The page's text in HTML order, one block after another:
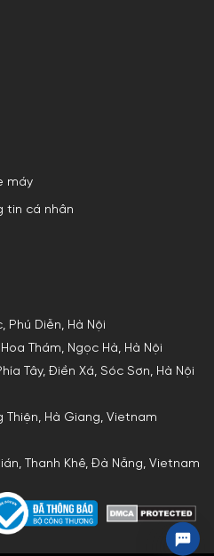
máy
tin cá nhân
Phú Diễn, Hà Nội
Thám, Ngọc Hà, Hà Nội
Tây, Điền Xá, Sóc Sơn, Hà Nội
Thiện, Hà Giang, Vietnam
Thanh Khê, Đà Nẵng, Vietnam